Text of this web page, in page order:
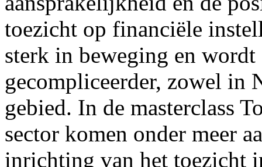
toezicht op financiële
sterk in beweging en wordt
gecompliceerder, zowel in
gebied. In de masterclass
sector komen onder meer
inrichting van het toezicht